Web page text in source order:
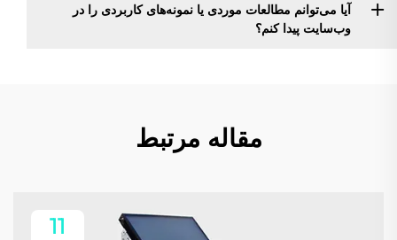
آیا می‌توانم مطالعات موردی یا نمونه‌های کاربردی را در
وب‌سایت پیدا کنم؟
مقاله مرتبط
11